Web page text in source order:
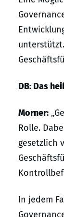
DB: Das
Morner:
Rolle.
gesetzlich
In jedem